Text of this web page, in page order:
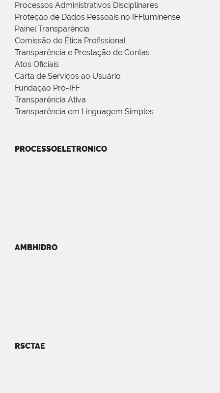
Processos Administrativos Disciplinares
Proteção de Dados Pessoais no IFFluminense
Painel Transparência
Comissão de Ética Profissional
Transparência e Prestação de Contas
Atos Oficiais
Carta de Serviços ao Usuário
Fundação Pró-IFF
Transparência Ativa
Transparência em Linguagem Simples
PROCESSOELETRONICO
AMBHIDRO
RSCTAE